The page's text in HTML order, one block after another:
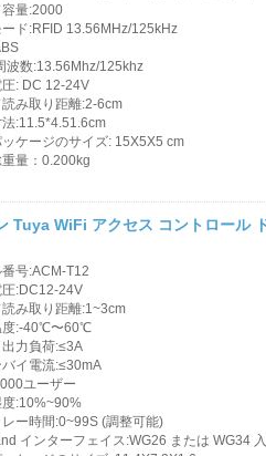
容量:2000
ド:RFID 13.56MHz/125kHz
波数:13.56Mhz/125khz
: DC 12-24V
読み取り距離:2-6cm
:11.5*4.51.6cm
ケージのサイズ: 15X5X5 cm
量：0.200kg
Tuya WiFi アクセス コントロール
号:ACM-T12
:DC12-24V
読み取り距離:1~3cm
度:-40℃〜60℃
出力負荷:≤3A
バイ電流:≤30mA
ユーザー
:10%~90%
レー時間:0~99S (調整可能)
インターフェイス:WG26 または WG34